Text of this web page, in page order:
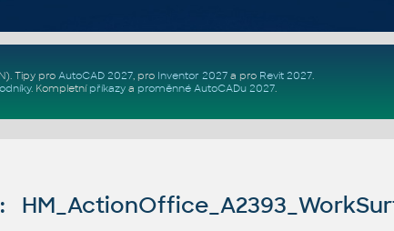
. Tipy pro AutoCAD 2027, pro Inventor 2027a pro Revit 2027.
. Kompletní příkazya proměnné AutoCADu 2027.